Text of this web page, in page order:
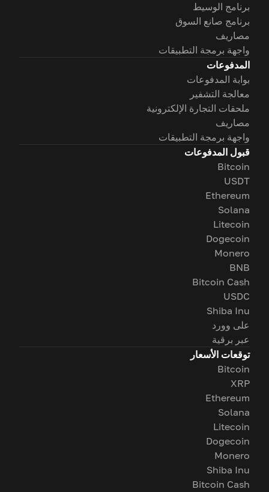
برنامج الوسيط
برنامج صانع السوق
مصاريف
واجهة برمجة التطبيقات
المدفوعات
بوابة المدفوعات
معالجة التشفير
ملحقات التجارة الإلكترونية
مصاريف
واجهة برمجة التطبيقات
قبول المدفوعات
Bitcoin
USDT
Ethereum
Solana
Litecoin
Dogecoin
Monero
BNB
Bitcoin Cash
USDC
Shiba Inu
على وورد
عبر برقية
توقعات الأسعار
Bitcoin
XRP
Ethereum
Solana
Litecoin
Dogecoin
Monero
Shiba Inu
Bitcoin Cash